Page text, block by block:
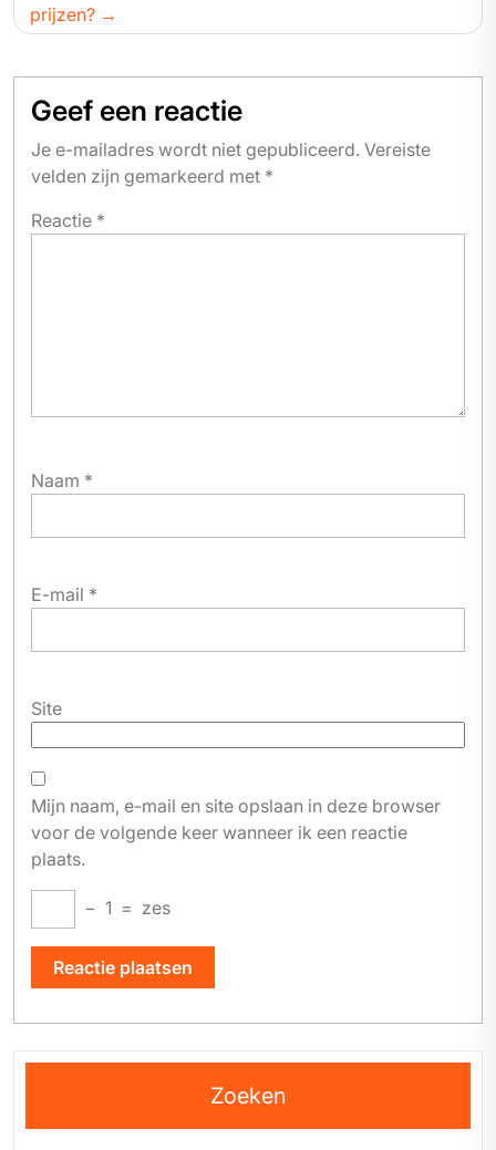
prijzen?
Geef een reactie
Je e-mailadres wordt niet gepubliceerd. Vereiste
velden zijn gemarkeerd met *
Reactie *
Naam *
E-mail *
Site
Mijn naam, e-mail en site opslaan in deze browser
voor de volgende keer wanneer ik een reactie
plaats.
− 1 = zes
Zoeken